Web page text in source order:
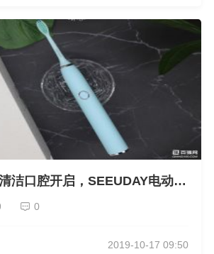
洁口腔开启，SEEUDAY电动牙
0
2019-10-17 09:50